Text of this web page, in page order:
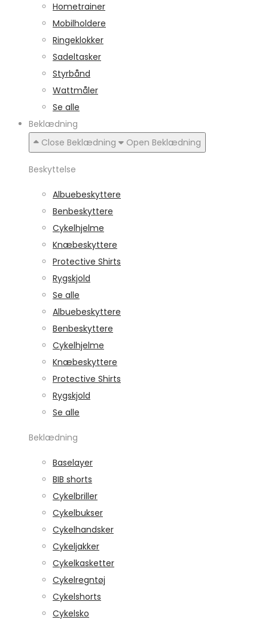
Hometrainer
Mobilholdere
Ringeklokker
Sadeltasker
Styrbånd
Wattmåler
Se alle
Beklædning
Close Beklædning
Open Beklædning
Beskyttelse
Albuebeskyttere
Benbeskyttere
Cykelhjelme
Knæbeskyttere
Protective Shirts
Rygskjold
Se alle
Albuebeskyttere
Benbeskyttere
Cykelhjelme
Knæbeskyttere
Protective Shirts
Rygskjold
Se alle
Beklædning
Baselayer
BIB shorts
Cykelbriller
Cykelbukser
Cykelhandsker
Cykeljakker
Cykelkasketter
Cykelregntøj
Cykelshorts
Cykelsko